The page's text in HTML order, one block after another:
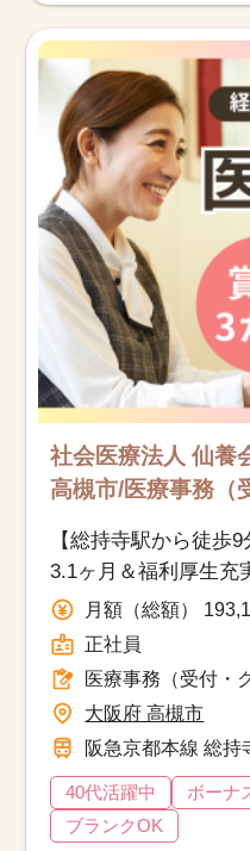
社会医療法人 仙養
高槻市/医療事務（
員
【総持寺駅から徒歩
3.1ヶ月＆福利厚生
月額（総額）
正社員
医療事務（受付・
大阪府 高槻市
阪急京都本線 総持
40代活躍中 ボーナ
ブランクOK